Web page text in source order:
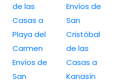
de las
Casas a
Playa del
Carmen
Envíos de
San
Envíos de
San
Cristóbal
de las
Casas a
Kanasín